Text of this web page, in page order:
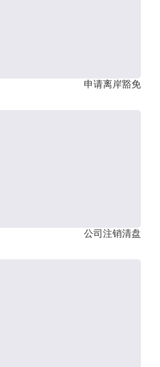
申请离岸豁免
公司注销清盘